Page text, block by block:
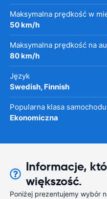
Maksymalna prędkość w
50 km/h
Maksymalna prędkość na
80 km/h
Język
Swedish, Finnish
Popularna klasa samochodu
Ekonomiczna
Informacje,
większość.
Poniżej prezentujemy wybór